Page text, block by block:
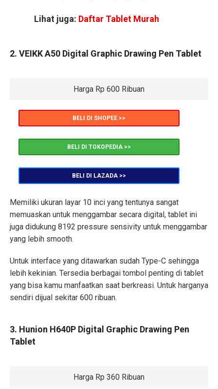
Lihat juga: Daftar Tablet Murah
2. VEIKK A50 Digital Graphic Drawing Pen Tablet
Harga Rp 600 Ribuan
BELI DI SHOPEE >>
BELI DI TOKOPEDIA >>
BELI DI LAZADA >>
Memiliki ukuran layar 10 inci yang tentunya sangat
memuaskan untuk menggambar secara digital, tablet ini
juga didukung 8192 pressure sensivity untuk menggambar
yang lebih smooth.
Untuk interface yang ditawarkan sudah Type-C sehingga
lebih kekinian. Tersedia berbagai tombol penting di tablet
yang bisa kamu manfaatkan saat berkreasi. Untuk harganya
sendiri dijual sekitar 600 ribuan.
3. Hunion H640P Digital Graphic Drawing Pen
Tablet
Harga Rp 360 Ribuan